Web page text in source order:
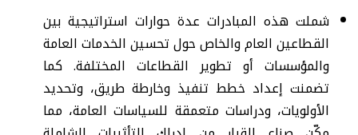
شملت هذه المبادرات عدة حوارات استراتيجية بين
القطاعين العام والخاص حول تحسين الخدمات العامة
والمؤسسات أو تطوير القطاعات المختلفة. كما
تضمنت إعداد خطط تنفيذ وخارطة طريق، وتحديد
الأولويات، ودراسات متعمقة للسياسات العامة، مما